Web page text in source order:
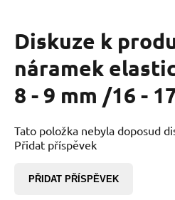
Diskuze k
náramek
8 - 9 mm /16 -
Tato položka nebyla doposud
Přidat příspěvek
PŘIDAT PŘÍSPĚVEK